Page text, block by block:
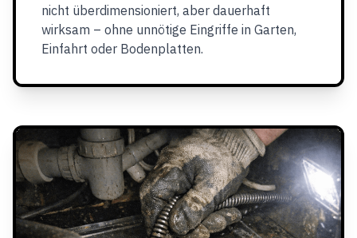
nicht überdimensioniert, aber dauerhaft
wirksam – ohne unnötige Eingriffe in Garten,
Einfahrt oder Bodenplatten.